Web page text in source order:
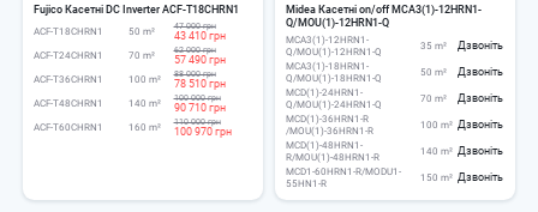
Fujico Касетні DC Іnverter ACF-T18CHRN1
ACF-T18CHRN1 50 m² 47 000 грн
43 410 грн
ACF-T24CHRN1 70 m² 62 000 грн
57 490 грн
ACF-T36CHRN1 100 m² 88 000 грн
78 510 грн
ACF-T48CHRN1 140 m² 100 000 грн
90 710 грн
ACF-T60CHRN1 160 m² 110 000 грн
100 970 грн
Midea Касетні on/off MCA3(1)-12HRN1-
Q/MOU(1)-12HRN1-Q
MCA3(1)-12HRN1-
Q/MOU(1)-12HRN1-Q
35 m² Дзвоніть
MCA3(1)-18HRN1-
Q/MOU(1)-18HRN1-Q
50 m² Дзвоніть
MCD(1)-24HRN1-
Q/MOU(1)-24HRN1-Q
70 m² Дзвоніть
MCD(1)-36HRN1-R
/MOU(1)-36HRN1-R
100 m² Дзвоніть
MCD(1)-48HRN1-
R/MOU(1)-48HRN1-R
140 m² Дзвоніть
MCD1-60HRN1-R/MODU1-
55HN1-R
150 m² Дзвоніть